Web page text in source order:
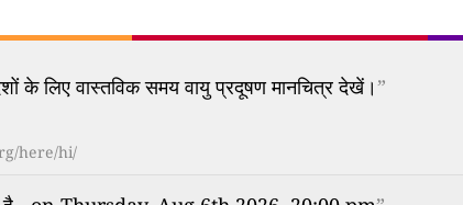
के लिए वास्तविक समय वायु प्रदूषण मानचित्र देखें।”
here/hi/